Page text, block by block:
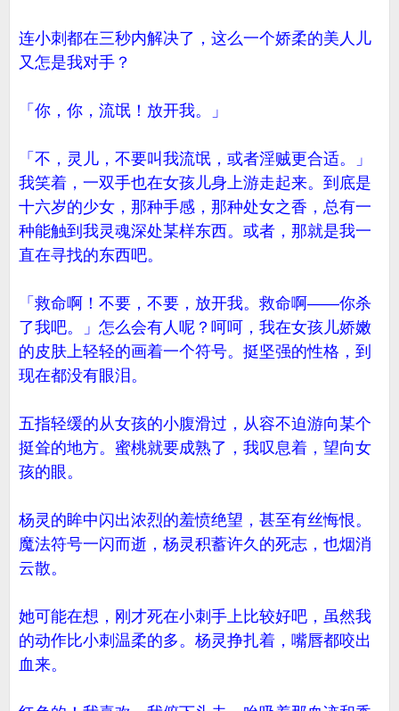
连小刺都在三秒内解决了，这么一个娇柔的美人儿
又怎是我对手？
「你，你，流氓！放开我。」
「不，灵儿，不要叫我流氓，或者淫贼更合适。」
我笑着，一双手也在女孩儿身上游走起来。到底是
十六岁的少女，那种手感，那种处女之香，总有一
种能触到我灵魂深处某样东西。或者，那就是我一
直在寻找的东西吧。
「救命啊！不要，不要，放开我。救命啊——你杀
了我吧。」怎么会有人呢？呵呵，我在女孩儿娇嫩
的皮肤上轻轻的画着一个符号。挺坚强的性格，到
现在都没有眼泪。
五指轻缓的从女孩的小腹滑过，从容不迫游向某个
挺耸的地方。蜜桃就要成熟了，我叹息着，望向女
孩的眼。
杨灵的眸中闪出浓烈的羞愤绝望，甚至有丝悔恨。
魔法符号一闪而逝，杨灵积蓄许久的死志，也烟消
云散。
她可能在想，刚才死在小刺手上比较好吧，虽然我
的动作比小刺温柔的多。杨灵挣扎着，嘴唇都咬出
血来。